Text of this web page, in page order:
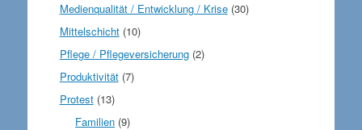
Medienqualität / Entwicklung / Krise(30)
Mittelschicht(10)
Pflege / Pflegeversicherung(2)
Produktivität(7)
Protest(13)
Familien (9)